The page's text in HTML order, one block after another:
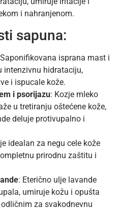
i nahranjenom.
sapuna:
isprana mast i
intenzivnu hidrataciju,
i ispucale kože.
i psorijazu: Kozje mleko
u tretiranju oštećene kože,
deluje protivupalno i
idealan za negu cele kože
prirodnu zaštitu i
: Eterično ulje lavande
umiruje kožu i opušta
za svakodnevnu